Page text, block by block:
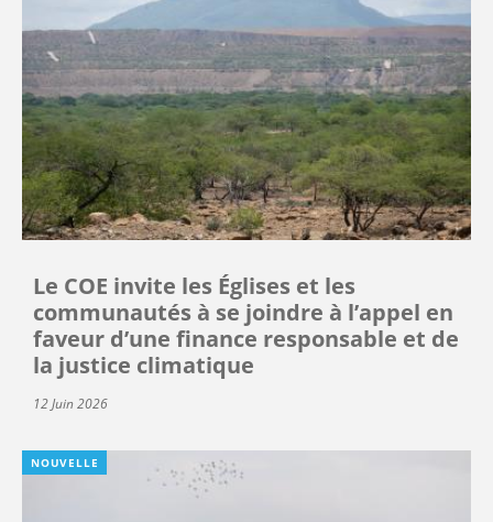
Le COE invite les Églises et les
communautés à se joindre à l’appel en
faveur d’une finance responsable et de
la justice climatique
12 Juin 2026
NOUVELLE